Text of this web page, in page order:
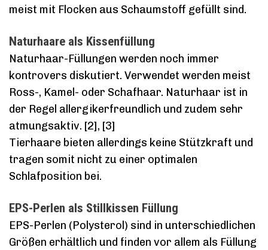
meist mit Flocken aus Schaumstoff gefüllt sind.
Naturhaare als Kissenfüllung
Naturhaar-Füllungen werden noch immer
kontrovers diskutiert. Verwendet werden meist
Ross-, Kamel- oder Schafhaar. Naturhaar ist in
der Regel allergikerfreundlich und zudem sehr
atmungsaktiv. [2], [3]
Tierhaare bieten allerdings keine Stützkraft und
tragen somit nicht zu einer optimalen
Schlafposition bei.
EPS-Perlen als Stillkissen Füllung
EPS-Perlen (Polysterol) sind in unterschiedlichen
Größen erhältlich und finden vor allem als Füllung